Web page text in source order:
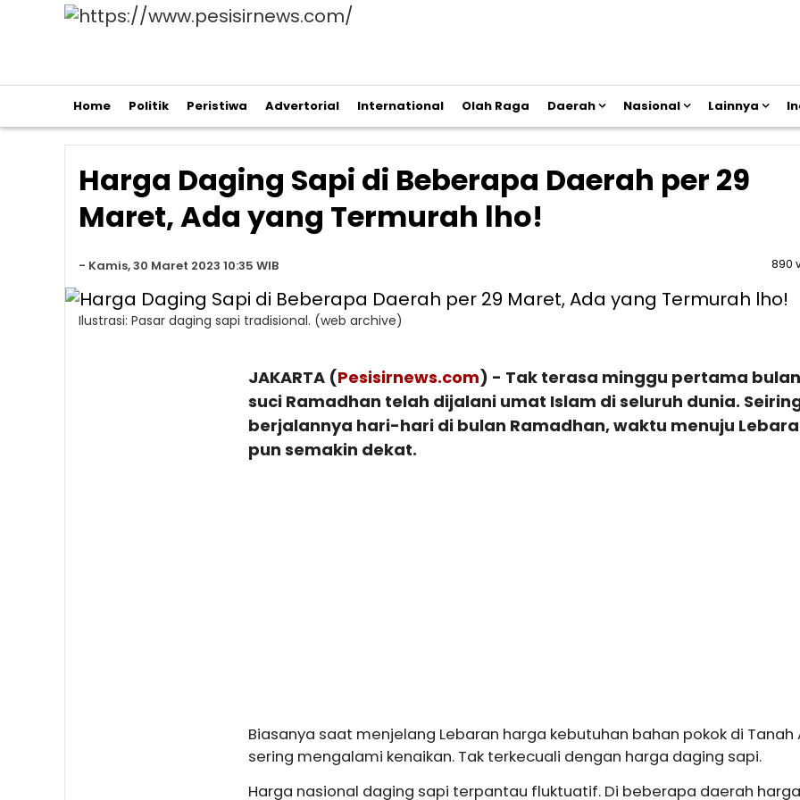
Home Politik Peristiwa Advertorial International Olah Raga Daerah Nasional Lainnya
Harga Daging Sapi di Beberapa Daerah per 29
Maret, Ada yang Termurah lho!
- Kamis, 30 Maret 2023 10:35 WIB 890
Ilustrasi: Pasar daging sapi tradisional. (web archive)
JAKARTA (Pesisirnews.com) - Tak terasa minggu pertama bulan
suci Ramadhan telah dijalani umat Islam di seluruh dunia.
berjalannya hari-hari di bulan Ramadhan, waktu menuju
pun semakin dekat.
Biasanya saat menjelang Lebaran harga kebutuhan bahan pokok di Tanah
sering mengalami kenaikan. Tak terkecuali dengan harga daging sapi.
Harga nasional daging sapi terpantau fluktuatif. Di beberapa daerah harga